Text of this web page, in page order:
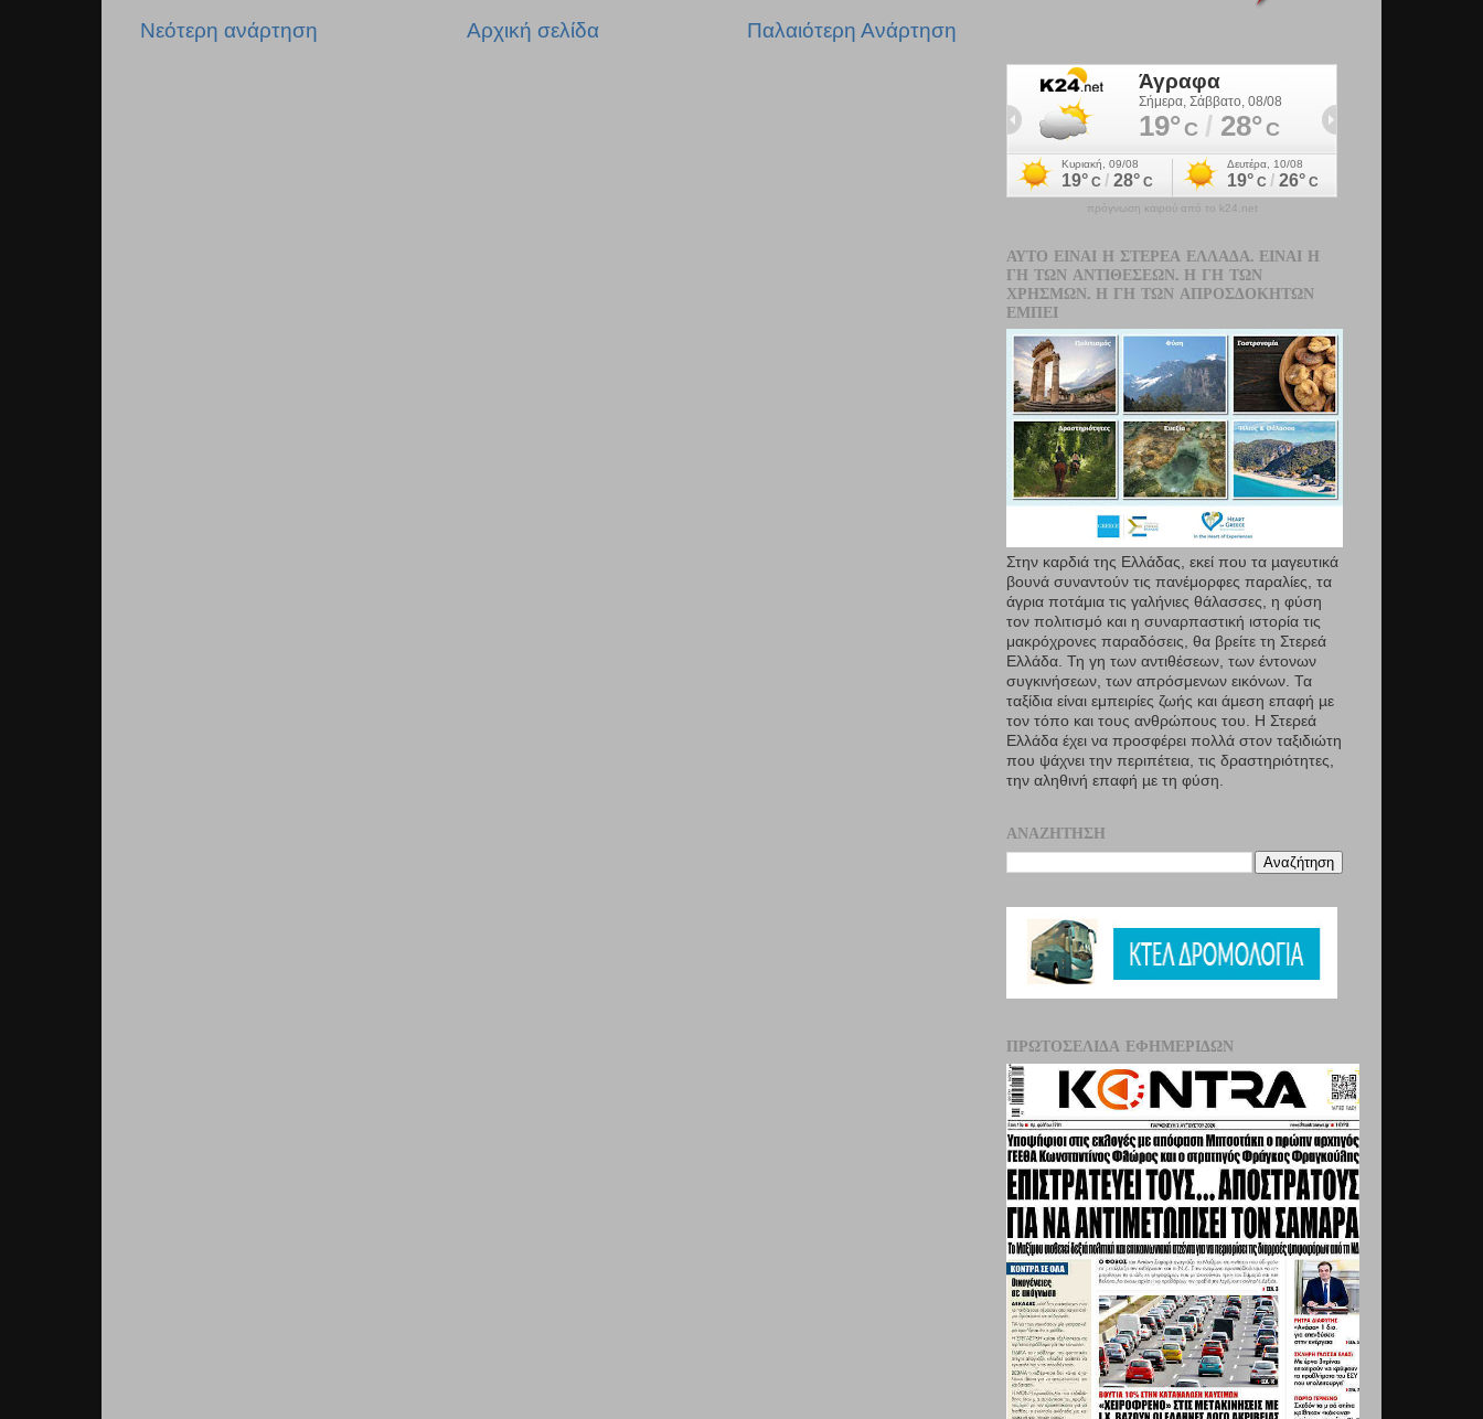
Νεότερη ανάρτηση Παλαιότερη Ανάρτηση
Αρχική σελίδα
πρόγνωση καιρού από το k24.net
ΑΥΤΌ ΕΊΝΑΙ Η ΣΤΕΡΕΆ ΕΛΛΆΔΑ. ΕΊΝΑΙ Η
ΓΗ ΤΩΝ ΑΝΤΙΘΈΣΕΩΝ. Η ΓΗ ΤΩΝ
ΧΡΗΣΜΏΝ. Η ΓΗ ΤΩΝ ΑΠΡΟΣΔΌΚΗΤΩΝ
ΕΜΠΕΙ
Στην καρδιά της Ελλάδας, εκεί που τα µαγευτικά
βουνά συναντούν τις πανέμορφες παραλίες, τα
άγρια ποτάμια τις γαλήνιες θάλασσες, η φύση
τον πολιτισμό και η συναρπαστική ιστορία τις
μακρόχρονες παραδόσεις, θα βρείτε τη Στερεά
Ελλάδα. Τη γη των αντιθέσεων, των έντονων
συγκινήσεων, των απρόσμενων εικόνων. Τα
ταξίδια είναι εμπειρίες ζωής και άμεση επαφή µε
τον τόπο και τους ανθρώπους του. Η Στερεά
Ελλάδα έχει να προσφέρει πολλά στον ταξιδιώτη
που ψάχνει την περιπέτεια, τις δραστηριότητες,
την αληθινή επαφή µε τη φύση.
ΑΝΑΖΉΤΗΣΗ
ΠΡΩΤΟΣΈΛΙΔΑ ΕΦΗΜΕΡΊΔΩΝ